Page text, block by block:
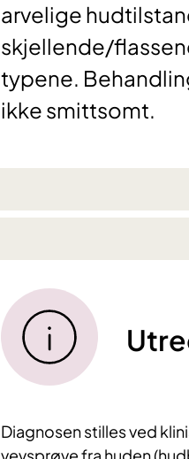
arvelige
skjellende/
typene.
ikke smittsomt.
Diagnosen stilles ved